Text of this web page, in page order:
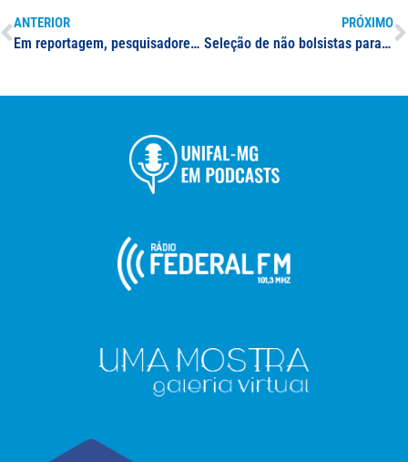
ANTERIOR
Em reportagem, pesquisadores da UNIFAL-MG esclarecem informações sobre materiais poluentes no Lago de Furnas; professores e pesquisadores da Instituição também participam do mutirão de limpeza do lago
PRÓXIMO
Seleção de não bolsistas para o PET Farmácia